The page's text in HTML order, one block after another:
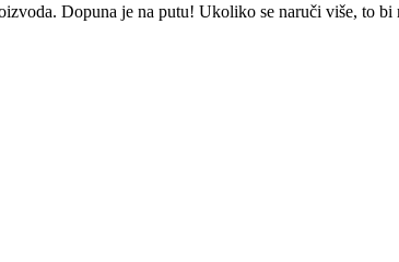
Dopuna je na putu! Ukoliko se naruči više, to